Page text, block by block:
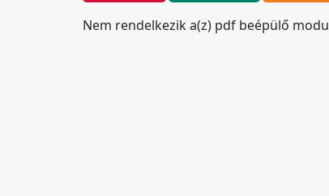
Nem rendelkezik a(z) pdf beépülő